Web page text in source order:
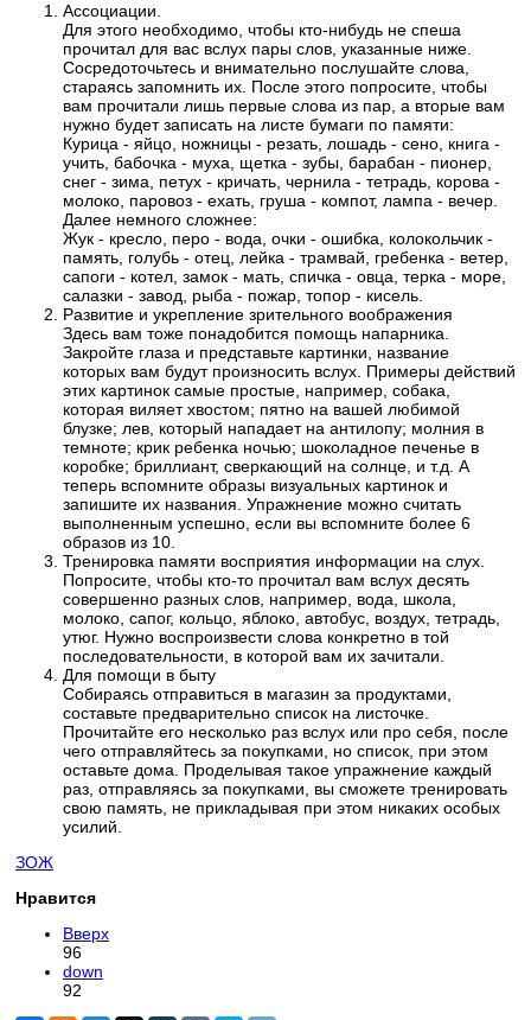
Ассоциации.
Для этого необходимо, чтобы кто-нибудь не спеша
прочитал для вас вслух пары слов, указанные ниже.
Сосредоточьтесь и внимательно послушайте слова,
стараясь запомнить их. После этого попросите, чтобы
вам прочитали лишь первые слова из пар, а вторые вам
нужно будет записать на листе бумаги по памяти:
Курица - яйцо, ножницы - резать, лошадь - сено, книга -
учить, бабочка - муха, щетка - зубы, барабан - пионер,
снег - зима, петух - кричать, чернила - тетрадь, корова -
молоко, паровоз - ехать, груша - компот, лампа - вечер.
Далее немного сложнее:
Жук - кресло, перо - вода, очки - ошибка, колокольчик -
память, голубь - отец, лейка - трамвай, гребенка - ветер,
сапоги - котел, замок - мать, спичка - овца, терка - море,
салазки - завод, рыба - пожар, топор - кисель.
Развитие и укрепление зрительного воображения
Здесь вам тоже понадобится помощь напарника.
Закройте глаза и представьте картинки, название
которых вам будут произносить вслух. Примеры действий
этих картинок самые простые, например, собака,
которая виляет хвостом; пятно на вашей любимой
блузке; лев, который нападает на антилопу; молния в
темноте; крик ребенка ночью; шоколадное печенье в
коробке; бриллиант, сверкающий на солнце, и т.д. А
теперь вспомните образы визуальных картинок и
запишите их названия. Упражнение можно считать
выполненным успешно, если вы вспомните более 6
образов из 10.
Тренировка памяти восприятия информации на слух.
Попросите, чтобы кто-то прочитал вам вслух десять
совершенно разных слов, например, вода, школа,
молоко, сапог, кольцо, яблоко, автобус, воздух, тетрадь,
утюг. Нужно воспроизвести слова конкретно в той
последовательности, в которой вам их зачитали.
Для помощи в быту
Собираясь отправиться в магазин за продуктами,
составьте предварительно список на листочке.
Прочитайте его несколько раз вслух или про себя, после
чего отправляйтесь за покупками, но список, при этом
оставьте дома. Проделывая такое упражнение каждый
раз, отправляясь за покупками, вы сможете тренировать
свою память, не прикладывая при этом никаких особых
усилий.
ЗОЖ
Нравится
Вверх
96
down
92